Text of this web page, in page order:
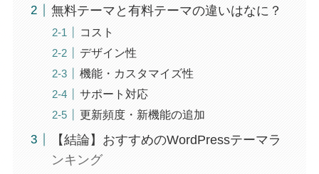
無料テーマと有料テーマの違いはなに？
コスト
デザイン性
機能・カスタマイズ性
サポート対応
更新頻度・新機能の追加
【結論】おすすめのWordPressテーマラ
ンキング